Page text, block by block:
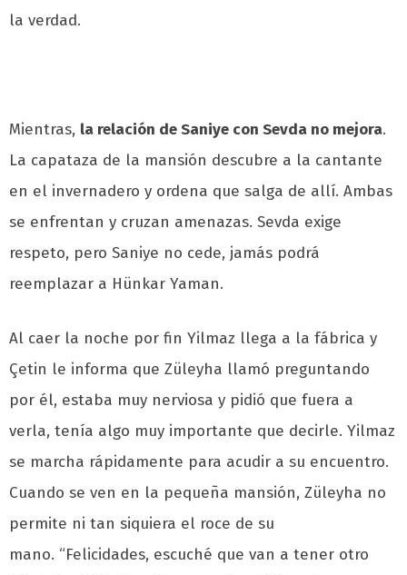
la verdad.
Mientras, la relación de Saniye con Sevda no mejora.
La capataza de la mansión descubre a la cantante
en el invernadero y ordena que salga de allí. Ambas
se enfrentan y cruzan amenazas. Sevda exige
respeto, pero Saniye no cede, jamás podrá
reemplazar a Hünkar Yaman.
Al caer la noche por fin Yilmaz llega a la fábrica y
Çetin le informa que Züleyha llamó preguntando
por él, estaba muy nerviosa y pidió que fuera a
verla, tenía algo muy importante que decirle. Yilmaz
se marcha rápidamente para acudir a su encuentro.
Cuando se ven en la pequeña mansión, Züleyha no
permite ni tan siquiera el roce de su
mano. “Felicidades, escuché que van a tener otro